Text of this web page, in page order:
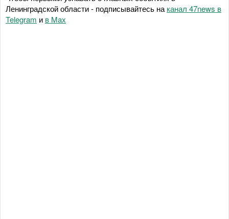
Ленинградской области - подписывайтесь на канал 47news в
Telegram и в Maх